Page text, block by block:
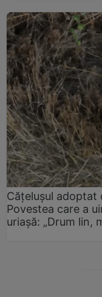
Cățelușul adoptat
Povestea care a
uriașă: „Drum lin,